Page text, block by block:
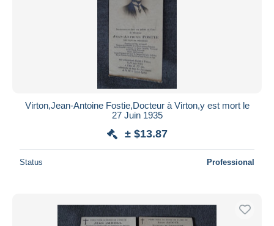
Virton,Jean-Antoine Fostie,Docteur à Virton,y est mort le
27 Juin 1935
± $13.87
Status Professional